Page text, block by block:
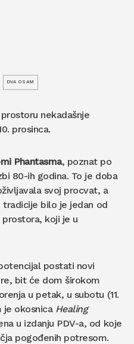
DVA OSAM
nekadašnje
prosinca.
Phantasma, poznat po
80-ih godina. To je doba
svoj procvat, a
bilo je jedan od
koji je u
postati novi
bit će dom širokom
u petak, u subotu (11.
je okosnica Healing
u izdanju PDV-a, od koje
pogođenih potresom.